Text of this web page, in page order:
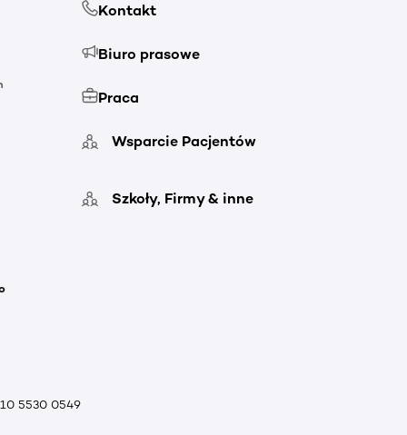
Kontakt
Biuro prasowe
Praca
Wsparcie Pacjentów
Szkoły, Firmy & inne
5530 0549